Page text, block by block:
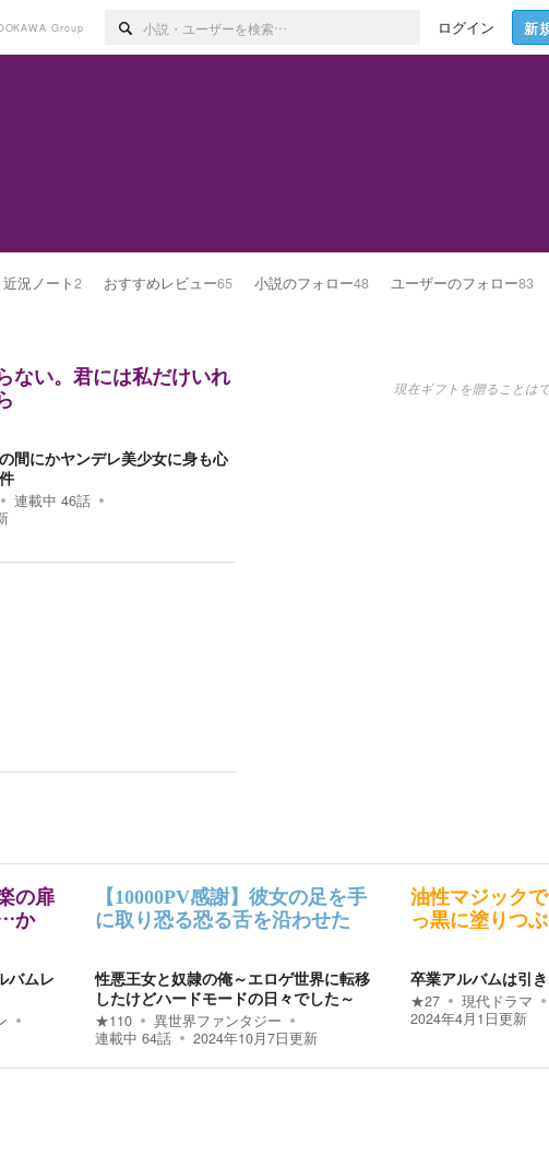
Group ログイン 新
近況ノート2 おすすめレビュー65 小説のフォロー48 ユーザーのフォロー83
ない。君には私だけいれ
間にかヤンデレ美少女に身も心
連載中 46話
現在ギフトを贈ることは
の扉
か
バムレ
【10000PV感謝】彼女の足を手
に取り恐る恐る舌を沿わせた
性悪王女と奴隷の俺～エロゲ世界に転移
したけどハードモードの日々でした～
★110
異世界ファンタジー
連載中 64話 2024年10月7日更新
油性マジック
っ黒に塗りつ
卒業アルバムは引
★27 現代ドラマ
2024年4月1日更新